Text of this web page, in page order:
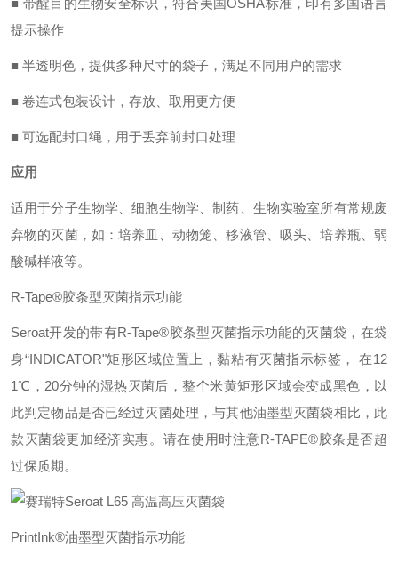
■ 带醒目的生物安全标识，符合美国OSHA标准，印有多国语言
提示操作
■ 半透明色，提供多种尺寸的袋子，满足不同用户的需求
■ 卷连式包装设计，存放、取用更方便
■ 可选配封口绳，用于丢弃前封口处理
应用
适用于分子生物学、细胞生物学、制药、生物实验室所有常规废
弃物的灭菌，如：培养皿、动物笼、移液管、吸头、培养瓶、弱
酸碱样液等。
R-Tape®胶条型灭菌指示功能
Seroat开发的带有R-Tape®胶条型灭菌指示功能的灭菌袋，在袋
身“INDICATOR"矩形区域位置上，黏粘有灭菌指示标签， 在12
1℃，20分钟的湿热灭菌后，整个米黄矩形区域会变成黑色，以
此判定物品是否已经过灭菌处理，与其他油墨型灭菌袋相比，此
款灭菌袋更加经济实惠。请在使用时注意R-TAPE®胶条是否超
过保质期。
PrintInk®油墨型灭菌指示功能